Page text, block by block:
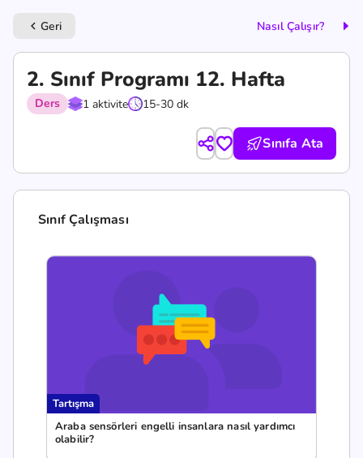
keyboard_arrow_left Geri Nasıl Çalışır?
2. Sınıf Programı 12. Hafta
Ders 1 aktivite 15-30 dk
Sınıfa Ata
Sınıf Çalışması
Tartışma
Araba sensörleri engelli insanlara nasıl yardımcı
olabilir?